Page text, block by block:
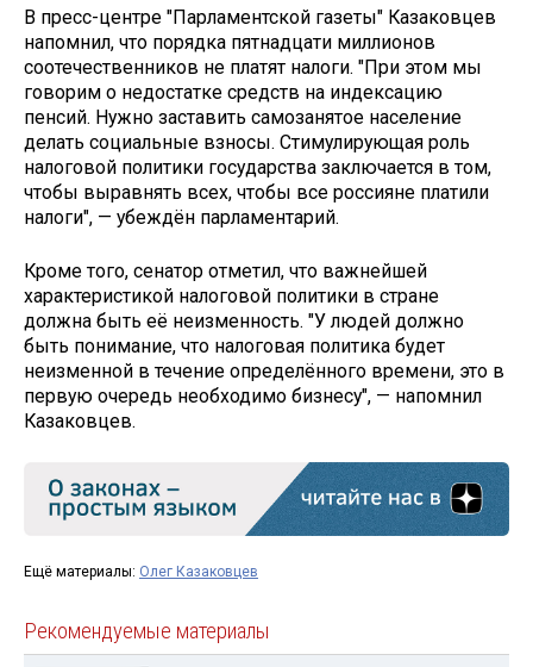
В пресс-центре "Парламентской газеты" Казаковцев
напомнил, что порядка пятнадцати миллионов
соотечественников не платят налоги. "При этом мы
говорим о недостатке средств на индексацию
пенсий. Нужно заставить самозанятое население
делать социальные взносы. Стимулирующая роль
налоговой политики государства заключается в том,
чтобы выравнять всех, чтобы все россияне платили
налоги", — убеждён парламентарий.
Кроме того, сенатор отметил, что важнейшей
характеристикой налоговой политики в стране
должна быть её неизменность. "У людей должно
быть понимание, что налоговая политика будет
неизменной в течение определённого времени, это в
первую очередь необходимо бизнесу", — напомнил
Казаковцев.
Ещё материалы: Олег Казаковцев
Рекомендуемые материалы